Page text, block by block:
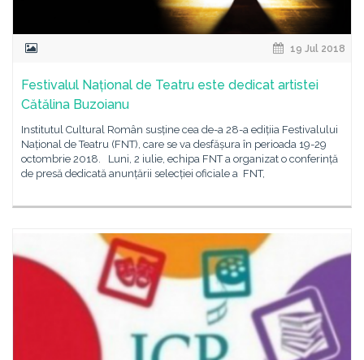
19 Jul 2018
Festivalul Național de Teatru este dedicat artistei
Cătălina Buzoianu
Institutul Cultural Român susține cea de-a 28-a edițiia Festivalului
Național de Teatru (FNT), care se va desfășura în perioada 19-29
octombrie 2018. Luni, 2 iulie, echipa FNT a organizat o conferință
de presă dedicată anunțării selecției oficiale a FNT,